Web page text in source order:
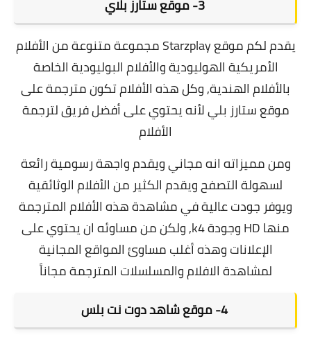
3- موقع ستارز بلاي
يقدم لكمموقع Starzplay
مجموعة متنوعة من الأفلام
الأمريكية الهوليودية والأفلام البوليودية الخاصة
بالأفلام الهندية, وكل هذه الأفلام تكون مترجمة على
موقع ستارز بلي لأنه يحتوي على أفضل فريق لترجمة
الأفلام
ومن مميزاته انه مجاني ويقدم واجهة رسومية رائعة
لسهولة التصفح ويقدم الكثير من الأفلام الوثائقية
ويوفر جودت عالية في مشاهدة هذه الأفلام المترجمة
منها HD وجودة k4, ولكن من مساوئه ان يحتوي على
الإعلانات وهذه أغلب مساوئ المواقع المجانية
لمشاهدة الافلام والمسلسلات المترجمة مجاناً
4- موقع شاهد دوت نت بلس